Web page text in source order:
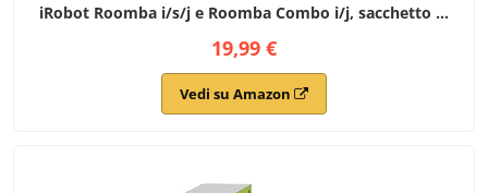
iRobot Roomba i/s/j e Roomba Combo i/j, sacchetto di
ricambio per i modelli
j5+/j6+/j7+/j8+/j9+/i1+/i2+/i3+/i4+/i5+/i6+/i7+/i8+/s9+
19,99 €
Vedi su Amazon